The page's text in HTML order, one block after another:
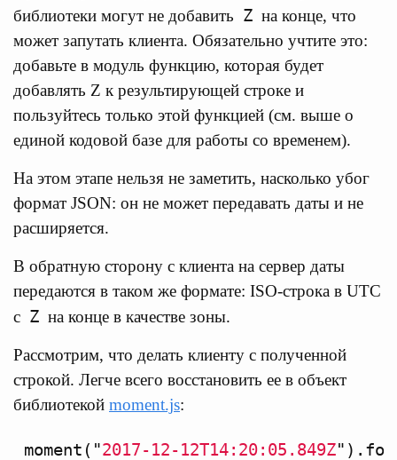
библиотеки могут не добавить Z на конце, что
может запутать клиента. Обязательно учтите это:
добавьте в модуль функцию, которая будет
добавлять Z к результирующей строке и
пользуйтесь только этой функцией (см. выше о
единой кодовой базе для работы со временем).
На этом этапе нельзя не заметить, насколько убог
формат JSON: он не может передавать даты и не
расширяется.
В обратную сторону с клиента на сервер даты
передаются в таком же формате: ISO-строка в UTC
с Z на конце в качестве зоны.
Рассмотрим, что делать клиенту с полученной
строкой. Легче всего восстановить ее в объект
библиотекой moment.js:
moment ( "2017-12-12T14:20:05.849Z" ).